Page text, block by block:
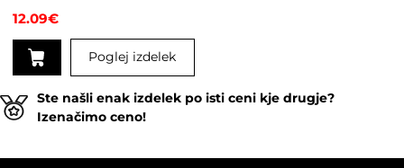
12.09€
Poglej izdelek
Ste našli enak izdelek po isti ceni kje drugje?
Izenačimo ceno!